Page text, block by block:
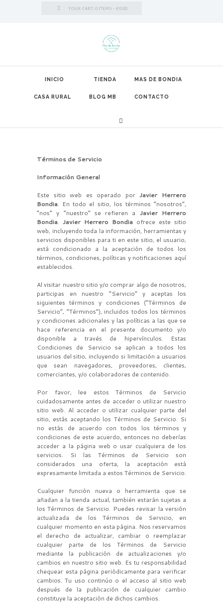
YOUR CART: 0 ITEMS -€0.00
INICIO TIENDA MAS DE BONDIA
CASA RURAL BLOG MB CONTACTO
Términos de Servicio
Información General
Este sitio web es operado porJavier Herrero
Bondia. En todo el sitio, los términos “nosotros”,
“nos” y “nuestro” se refieren a Javier Herrero
Bondia. Javier Herrero Bondia ofrece este sitio
web, incluyendo toda la información, herramientas y
servicios disponibles para ti en este sitio, el usuario,
está condicionado a la aceptación de todos los
términos, condiciones, políticas y notificaciones aquí
establecidos.
Al visitar nuestro sitio y/o comprar algo de nosotros,
participas en nuestro “Servicio” y aceptas los
siguientes términos y condiciones (“Términos de
Servicio”, “Términos”), incluidos todos los términos
y condiciones adicionales y las políticas a las que se
hace referencia en el presente documento y/o
disponible a través de hipervínculos. Estas
Condiciones de Servicio se aplican a todos los
usuarios del sitio, incluyendo si limitación a usuarios
que sean navegadores, proveedores, clientes,
comerciantes, y/o colaboradores de contenido.
Por favor, lee estos Términos de Servicio
cuidadosamente antes de acceder o utilizar nuestro
sitio web. Al acceder o utilizar cualquier parte del
sitio, estás aceptando los Términos de Servicio. Si
no estás de acuerdo con todos los términos y
condiciones de este acuerdo, entonces no deberías
acceder a la página web o usar cualquiera de los
servicios. Si las Términos de Servicio son
considerados una oferta, la aceptación está
expresamente limitada a estos Términos de Servicio.
Cualquier función nueva o herramienta que se
añadan a la tienda actual, también estarán sujetas a
los Términos de Servicio. Puedes revisar la versión
actualizada de los Términos de Servicio, en
cualquier momento en esta página. Nos reservamos
el derecho de actualizar, cambiar o reemplazar
cualquier parte de los Términos de Servicio
mediante la publicación de actualizaciones y/o
cambios en nuestro sitio web. Es tu responsabilidad
chequear esta página periódicamente para verificar
cambios. Tu uso continúo o el acceso al sitio web
después de la publicación de cualquier cambio
constituye la aceptación de dichos cambios.